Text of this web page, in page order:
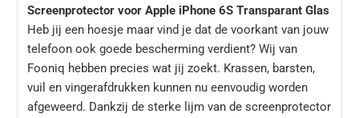
Screenprotector voor Apple iPhone 6S Transparant Glas
Heb jij een hoesje maar vind je dat de voorkant van jouw
telefoon ook goede bescherming verdient? Wij van
Fooniq hebben precies wat jij zoekt. Krassen, barsten,
vuil en vingerafdrukken kunnen nu eenvoudig worden
afgeweerd. Dankzij de sterke lijm van de screenprotector